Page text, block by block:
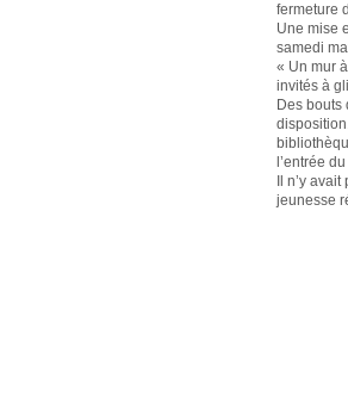
fermeture
Une mise
samedi
« Un mur
invités à
Des bouts
l’entrée
Il n’y
jeunesse